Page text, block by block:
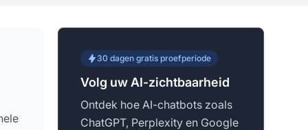
30 dagen gratis proefperiode
Volg uw AI-zichtbaarheid
Ontdek hoe AI-chatbots zoals
ChatGPT, Perplexity en Google